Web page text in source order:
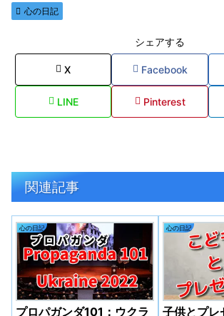
心の日記
シェアする
X Facebook
LINE Pinterest
関連記事
心の日記
プロパガンダ101：ウクラ
心の日記
子供とプ